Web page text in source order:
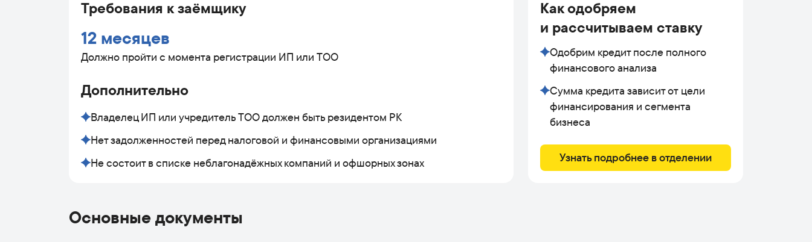
Требования к заёмщику
Должно пройти с момента регистрации ИП или ТОО
12 месяцев
Дополнительно
Владелец ИП или учредитель ТОО должен быть резидентом РК
Нет задолженностей перед налоговой и финансовыми организациями
Не состоит в списке неблагонадёжных компаний и офшорных зонах
Как одобряем
и рассчитываем ставку
Одобрим кредит после полного
финансового анализа
Сумма кредита зависит от цели
финансирования и сегмента
бизнеса
Узнать подробнее в отделении
Основные документы